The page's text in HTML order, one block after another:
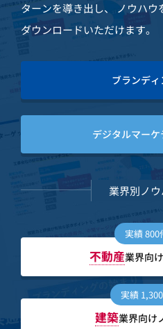
ターンを導き出し、
ノウハウ
ダウンロードいただけます。
ブランディ
デジタルマー
業界別ノ
実績 800
不動産業界向
実績
建築業界向け